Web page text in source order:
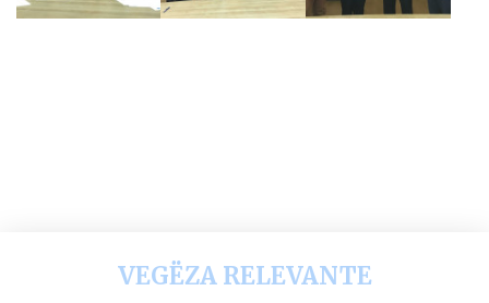
VEGËZA RELEVANTE